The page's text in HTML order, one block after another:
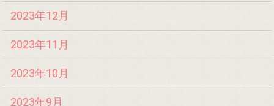
2023年12月
2023年11月
2023年10月
2023年9月